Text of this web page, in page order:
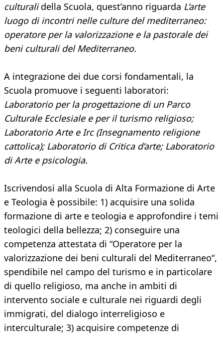
culturalidella Scuola, quest’anno riguarda L’arte
luogo di incontri nelle culture del mediterraneo:
operatore per la valorizzazione e la pastorale dei
beni culturali del Mediterraneo.
A integrazione dei due corsi fondamentali, la
Scuola promuove i seguenti laboratori:
Laboratorio per la progettazione di un Parco
Culturale Ecclesiale e per il turismo religioso;
Laboratorio Arte e Irc (Insegnamento religione
cattolica); Laboratorio di Critica d’arte; Laboratorio
di Arte e psicologia.
Iscrivendosi alla Scuola di Alta Formazione di Arte
e Teologia è possibile: 1) acquisire una solida
formazione di arte e teologia e approfondire i temi
teologici della bellezza; 2) conseguire una
competenza attestata di “Operatore per la
valorizzazione dei beni culturali del Mediterraneo“,
spendibile nel campo del turismo e in particolare
di quello religioso, ma anche in ambiti di
intervento sociale e culturale nei riguardi degli
immigrati, del dialogo interreligioso e
interculturale; 3) acquisire competenze di